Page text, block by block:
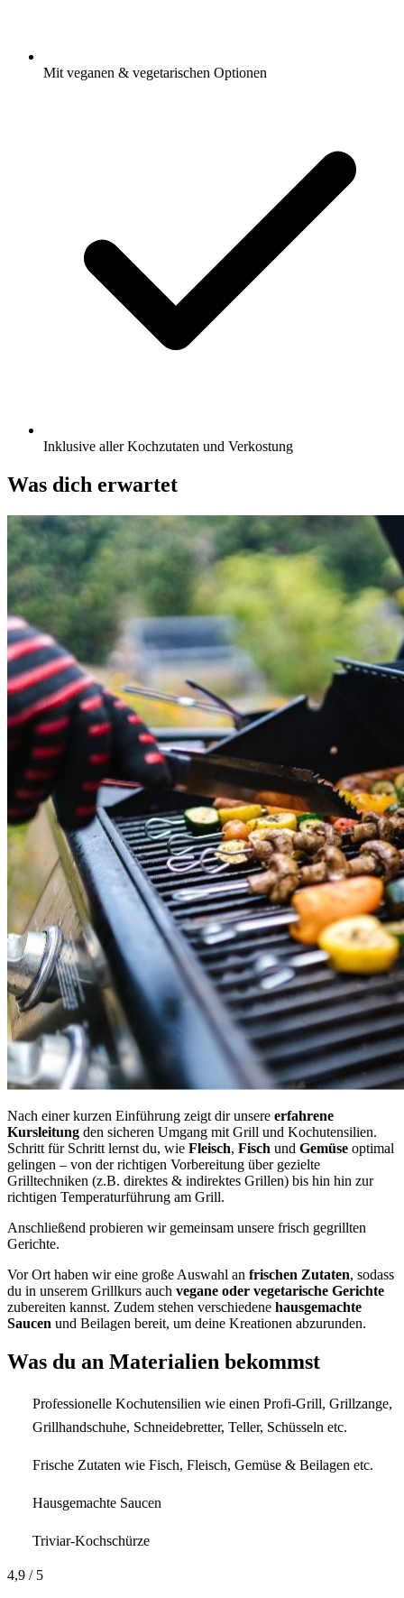
Mit veganen & vegetarischen Optionen
Inklusive aller Kochzutaten und Verkostung
Was dich erwartet
Nach einer kurzen Einführung zeigt dir unsere erfahrene
Kursleitung den sicheren Umgang mit Grill und Kochutensilien.
Schritt für Schritt lernst du, wie Fleisch, Fisch und Gemüse optimal
gelingen – von der richtigen Vorbereitung über gezielte
Grilltechniken (z.B. direktes & indirektes Grillen) bis hin hin zur
richtigen Temperaturführung am Grill.
Anschließend probieren wir gemeinsam unsere frisch gegrillten
Gerichte.
Vor Ort haben wir eine große Auswahl an frischen Zutaten, sodass
du in unserem Grillkurs auch vegane oder vegetarische Gerichte
zubereiten kannst. Zudem stehen verschiedene hausgemachte
Saucen und Beilagen bereit, um deine Kreationen abzurunden.
Was du an Materialien bekommst
Professionelle Kochutensilien wie einen Profi-Grill, Grillzange,
Grillhandschuhe, Schneidebretter, Teller, Schüsseln etc.
Frische Zutaten wie Fisch, Fleisch, Gemüse & Beilagen etc.
Hausgemachte Saucen
Triviar-Kochschürze
4,9 / 5